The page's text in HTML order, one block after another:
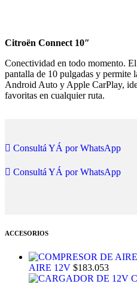
Citroën Connect 10″
Conectividad en todo momento.
pantalla de 10 pulgadas y permite
Android Auto y Apple CarPlay,
favoritas en cualquier ruta.
Consultá YÁ por WhatsApp
Consultá YÁ por WhatsApp
ACCESORIOS
AIRE 12V $183.053